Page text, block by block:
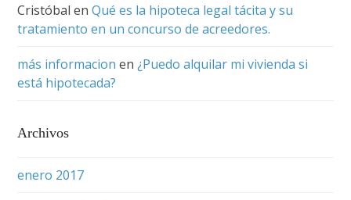
Cristóbal enQué es la hipoteca legal tácita y su
tratamiento en un concurso de acreedores.
más informacion en¿Puedo alquilar mi vivienda si
está hipotecada?
Archivos
enero 2017